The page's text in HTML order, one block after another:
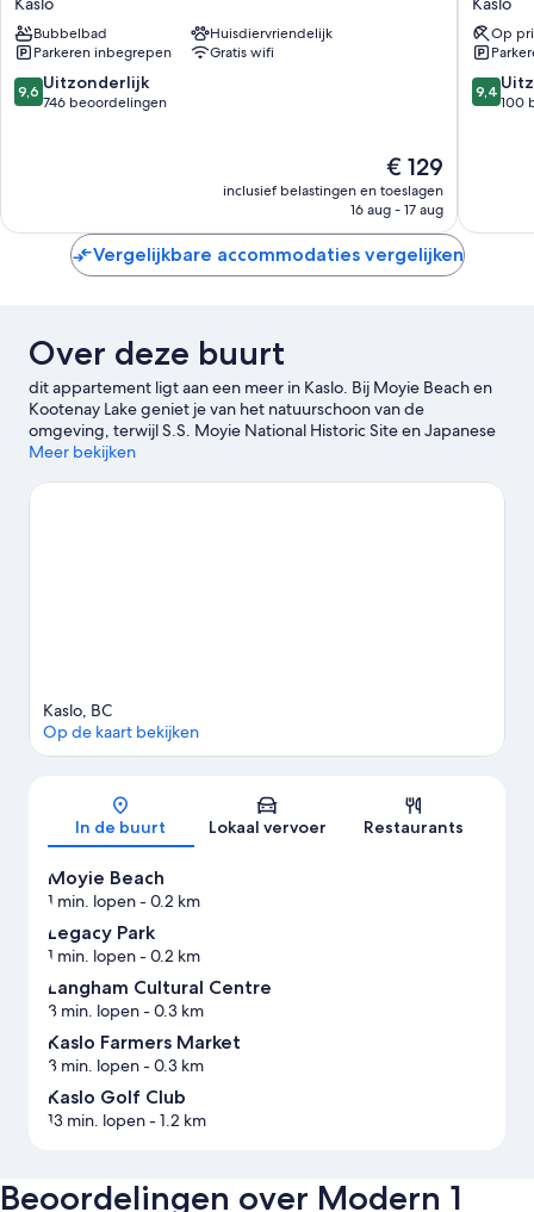
Kaslo
Bubbelbad
Huisdiervriendelijk
Parkeren inbegrepen
Gratis wifi
9.6
van
9,6 Uitzonderlijk
746 beoordelingen
De
prijs
is
€ 129
inclusief belastingen en toeslagen
16 aug - 17 aug
Kaslo
Op
9.4
van
9,4
100
Vergelijkbare accommodaties vergelijken
Over deze buurt
dit appartement ligt aan een meer in Kaslo. Bij Moyie Beach en
Kootenay Lake geniet je van het natuurschoon van de
omgeving, terwijl S.S. Moyie National Historic Site en Japanese
Canadian Museum hier twee van de culturele hoogtepunten
Meer bekijken
Kaart
Kaslo, BC
Op de kaart bekijken
In de buurt Lokaal vervoer Restaurants
Moyie Beach
1 min. lopen- 0.2 km
Legacy Park
1 min. lopen- 0.2 km
Langham Cultural Centre
3 min. lopen- 0.3 km
Kaslo Farmers Market
3 min. lopen- 0.3 km
Kaslo Golf Club
13 min. lopen- 1.2 km
Beoordelingen over Modern 1